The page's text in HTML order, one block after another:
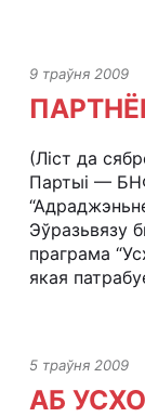
9 траўня 2009
(Ліст да
Партыі —
Эўразьвязу
праграма
якая
5 траўня 2009
АБ